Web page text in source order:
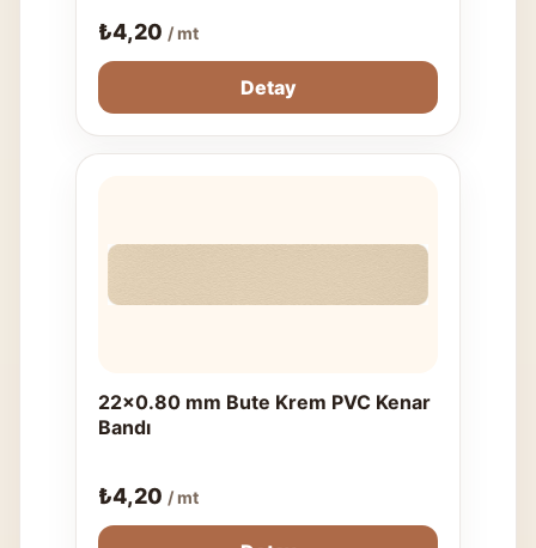
₺4,20 / mt
Detay
22x0.80 mm Bute Krem PVC Kenar
Bandı
₺4,20 / mt